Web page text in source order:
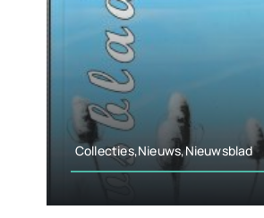
Collecties,Nieuws,Nieuwsblad